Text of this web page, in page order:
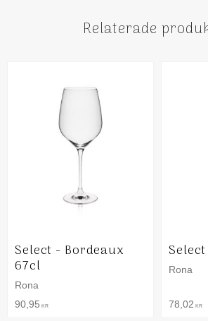
Relaterade
Select - Bordeaux
67cl
Rona
90,95 KR
Rona
78,02 KR